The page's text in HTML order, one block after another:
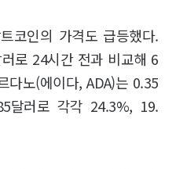
코인의 가격도 급등했다.
로 24시간 전과 비교해 6
다노(에이다, ADA)는 0.35
달러로 각각 24.3%, 19.